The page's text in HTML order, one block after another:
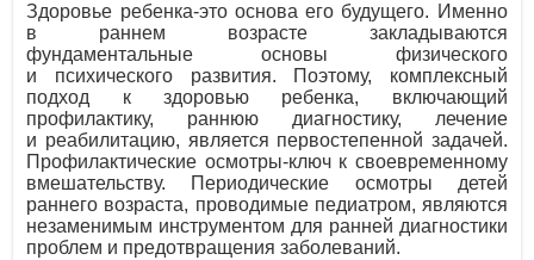
Здоровье ребенка-это основа его будущего. Именно
в раннем возрасте закладываются
фундаментальные основы физического
и психического развития. Поэтому, комплексный
подход к здоровью ребенка, включающий
профилактику, раннюю диагностику, лечение
и реабилитацию, является первостепенной задачей.
Профилактические осмотры-ключ к своевременному
вмешательству. Периодические осмотры детей
раннего возраста, проводимые педиатром, являются
незаменимым инструментом для ранней диагностики
проблем и предотвращения заболеваний.